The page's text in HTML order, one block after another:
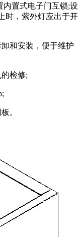
内置式电子门互锁;设
时，紫外灯应出于开
和安装，便于维护
检修;
。